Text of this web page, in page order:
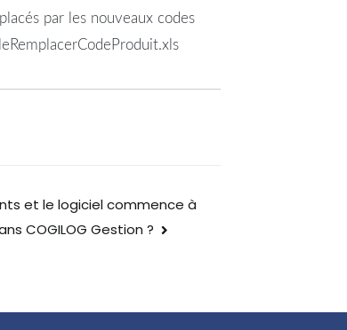
par les nouveaux codes
et le logiciel commence à
COGILOG Gestion ?